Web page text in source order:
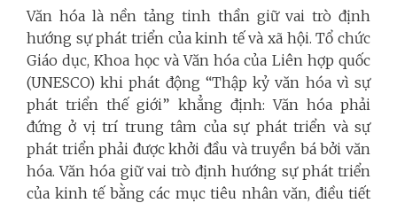
Văn hóa là nền tảng tinh thần giữ vai trò định
hướng sự phát triển của kinh tế và xã hội. Tổ chức
Giáo dục, Khoa học và Văn hóa của Liên hợp quốc
(UNESCO) khi phát động “Thập kỷ văn hóa vì sự
phát triển thế giới” khẳng định: Văn hóa phải
đứng ở vị trí trung tâm của sự phát triển và sự
phát triển phải được khởi đầu và truyền bá bởi văn
hóa. Văn hóa giữ vai trò định hướng sự phát triển
của kinh tế bằng các mục tiêu nhân văn, điều tiết